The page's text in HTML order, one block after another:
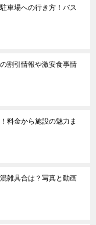
車場への行き方！バス
割引情報や激安食事情
料金から施設の魅力ま
雑具合は？写真と動画